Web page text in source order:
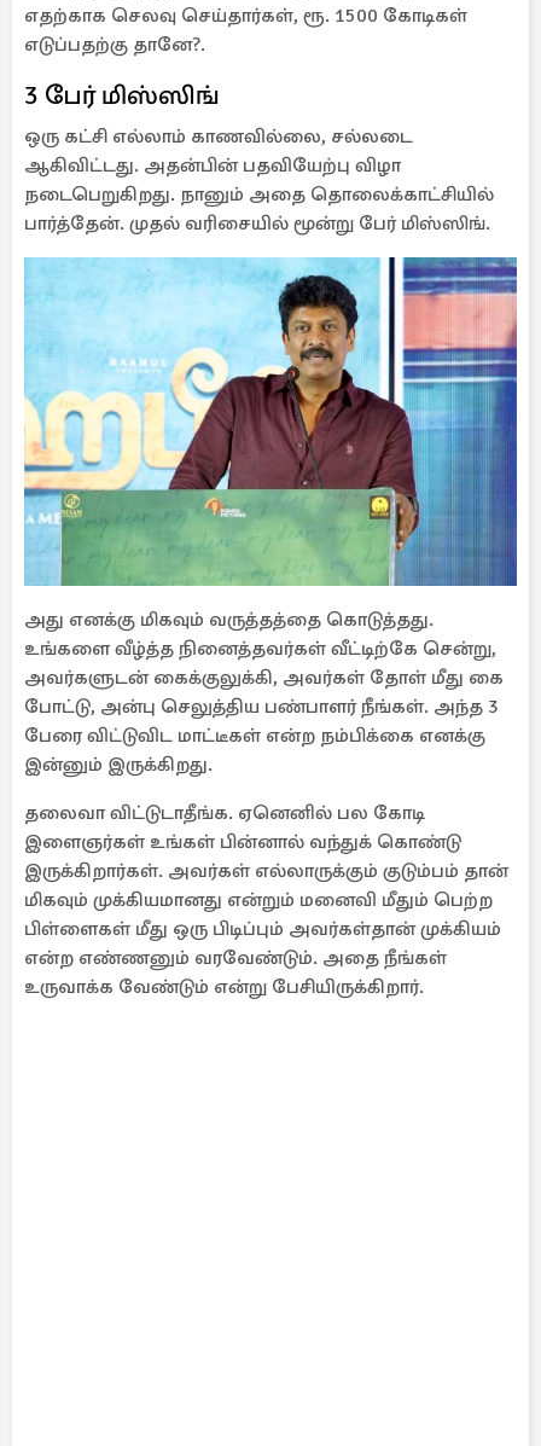
எதற்காக செலவு செய்தார்கள், ரூ. 1500 கோடிகள்
எடுப்பதற்கு தானே?.
3 பேர் மிஸ்ஸிங்
ஒரு கட்சி எல்லாம் காணவில்லை, சல்லடை
ஆகிவிட்டது. அதன்பின் பதவியேற்பு விழா
நடைபெறுகிறது. நானும் அதை தொலைக்காட்சியில்
பார்த்தேன். முதல் வரிசையில் மூன்று பேர் மிஸ்ஸிங்.
அது எனக்கு மிகவும் வருத்தத்தை கொடுத்தது.
உங்களை வீழ்த்த நினைத்தவர்கள் வீட்டிற்கே சென்று,
அவர்களுடன் கைக்குலுக்கி, அவர்கள் தோள் மீது கை
போட்டு, அன்பு செலுத்திய பண்பாளர் நீங்கள். அந்த 3
பேரை விட்டுவிட மாட்டீகள் என்ற நம்பிக்கை எனக்கு
இன்னும் இருக்கிறது.
தலைவா விட்டுடாதீங்க. ஏனெனில் பல கோடி
இளைஞர்கள் உங்கள் பின்னால் வந்துக் கொண்டு
இருக்கிறார்கள். அவர்கள் எல்லாருக்கும் குடும்பம் தான்
மிகவும் முக்கியமானது என்றும் மனைவி மீதும் பெற்ற
பிள்ளைகள் மீது ஒரு பிடிப்பும் அவர்கள்தான் முக்கியம்
என்ற எண்ணனும் வரவேண்டும். அதை நீங்கள்
உருவாக்க வேண்டும் என்று பேசியிருக்கிறார்.